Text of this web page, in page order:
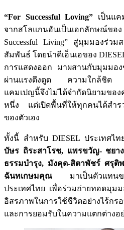
“For Successful Loving” เป็นแ
จากสโลแกนอันเป็นเอกลักษณ์
Successful Living” สู่มุมมองร่วม
สัมพันธ์ โดยนำดีเอ็นเอของ
การแสดงออก มาผสานกับมุมมอ
ผ่านแรงดึงดูด ความใกล้ชิด
แคมเปญนี้จึงไม่ได้จำกัดนิยามของ
หนึ่ง แต่เปิดพื้นที่ให้ทุกคนได้สำร
ของตัวเอง
ทั้งนี้ สำหรับ DIESEL ประเทศไท
บัษร ถิระสาโรช, แพรขวัญ- ชยา
ธรรมบำรุง, มังคุด-สิตาพัชร์ ศรุติ
ฉันทเกษมคุณ
มาเป็นตัวแทน
ประเทศไทย เพื่อร่วมถ่ายทอดมุม
อิสรภาพในการใช้ชีวิตอย่างไร้ก
และการยอมรับในความแตกต่างอ